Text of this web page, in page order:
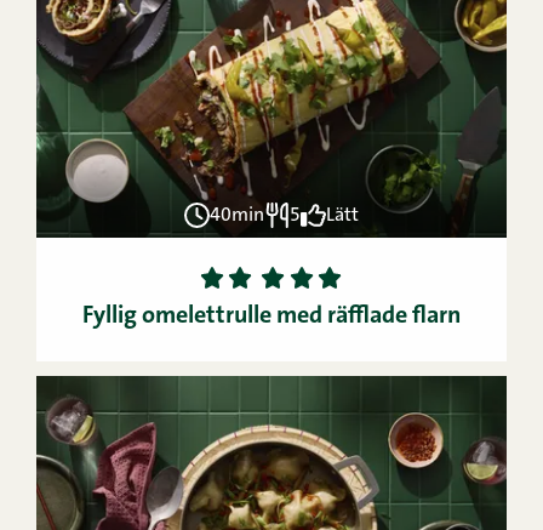
40min 5 Lätt
1 2 3 4
5
Fyllig omelettrulle med räfflade flarn